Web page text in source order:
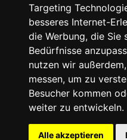
Targeting
besseres Internet-
die Werbung, die Sie
Bedürfnisse
nutzen wir
messen, um zu
Besucher kommen
weiter zu entwickeln.
Alle akzeptieren
Vimeo
2026SNEAKERᴰᴱ